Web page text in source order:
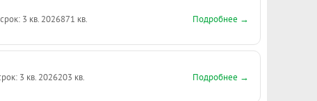
срок: 3 кв. 2026871 кв. Подробнее →
3 кв. 2026203 кв. Подробнее →